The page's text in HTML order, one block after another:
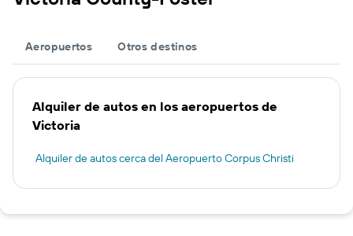
Aeropuertos Otros destinos
Alquiler de autos en los aeropuertos de
Victoria
Alquiler de autos cerca del Aeropuerto Corpus Christi